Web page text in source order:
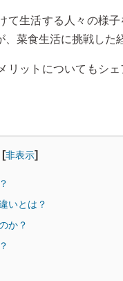
て生活する人々の様
菜食生活に挑戦した
リットについてもシ
[非表示]
いとは？
か？